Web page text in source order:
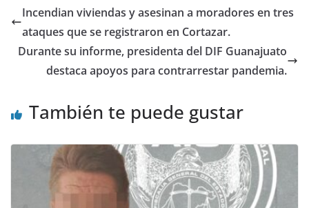
o
k
p
Incendian viviendas y asesinan a moradores en tres
ataques que se registraron en Cortazar.
Durante su informe, presidenta del DIF Guanajuato
destaca apoyos para contrarrestar pandemia.
También te puede gustar